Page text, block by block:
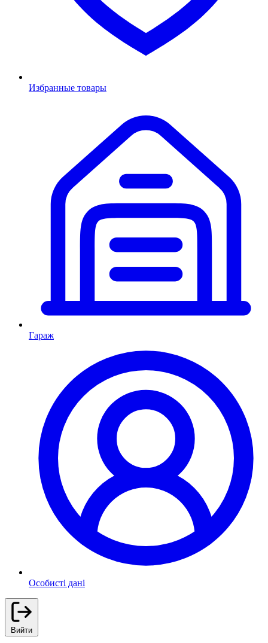
Избранные товары
Гараж
Особисті дані
Вийти